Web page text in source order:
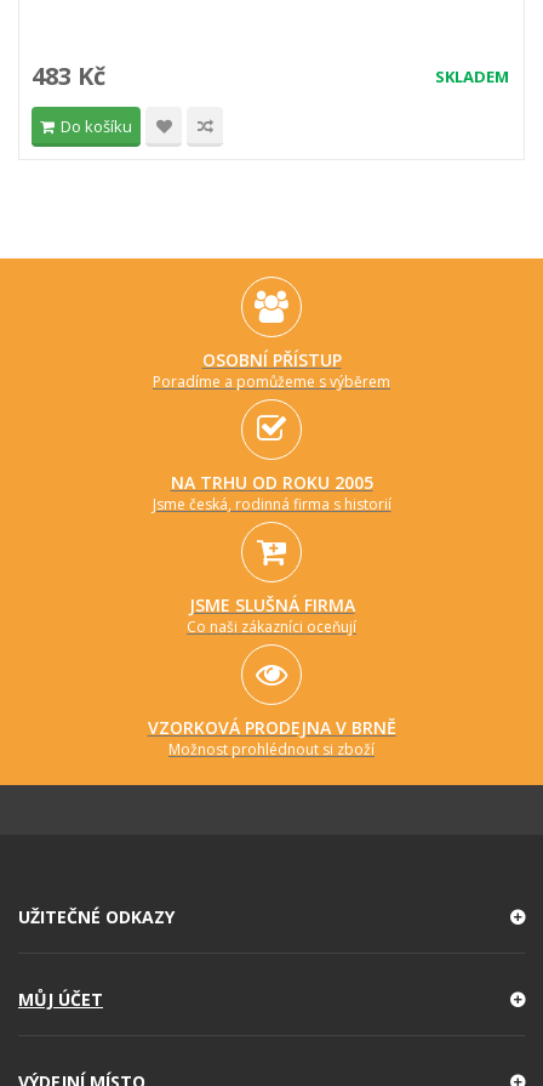
SKLADEM
483 Kč
Do košíku
OSOBNÍ PŘÍSTUP
Poradíme a pomůžeme s výběrem
NA TRHU OD ROKU 2005
Jsme česká, rodinná firma s historií
JSME SLUŠNÁ FIRMA
Co naši zákazníci oceňují
VZORKOVÁ PRODEJNA V BRNĚ
Možnost prohlédnout si zboží
UŽITEČNÉ ODKAZY
MŮJ ÚČET